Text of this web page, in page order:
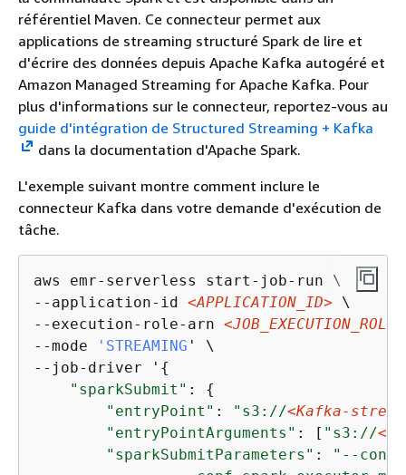
référentiel Maven. Ce connecteur permet aux
applications de streaming structuré Spark de lire et
d'écrire des données depuis Apache Kafka autogéré et
Amazon Managed Streaming for Apache Kafka. Pour
plus d'informations sur le connecteur, reportez-vous au
guide d'intégration de Structured Streaming + Kafka
dans la documentation d'Apache Spark.
L'exemple suivant montre comment inclure le
connecteur Kafka dans votre demande d'exécution de
tâche.
aws emr-serverless start-job-run \
--application-id <APPLICATION_ID> \
--execution-role-arn <JOB_EXECUTION_ROLE>
--mode
'STREAMING ' \
--job-driver ' {
"sparkSubmit" : {
"entryPoint" : "s3://<Kafka-
"entryPointArguments" : [ "s3://
"sparkSubmitParameters" :
"--conf